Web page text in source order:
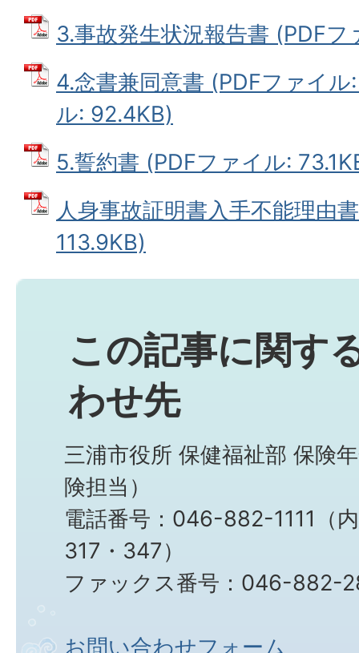
3.事故発生状況報告書 (PDF
4.念書兼同意書 (PDFファイ
ル: 92.4KB)
5.誓約書 (PDFファイル:
人身事故証明書入手不能理由
113.9KB)
この記事に関す
わせ先
三浦市役所 保健福祉部 保険
険担当）
電話番号：046-882-1111（
317・347）
ファックス番号：046-882-
お問い合わせフォーム